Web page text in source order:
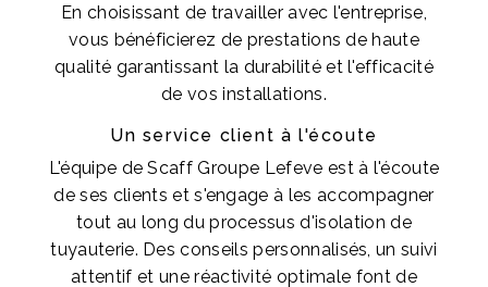
En choisissant de travailler avec l'entreprise,
vous bénéficierez de prestations de haute
qualité garantissant la durabilité et l'efficacité
de vos installations.
Un service client à l'écoute
L'équipe de Scaff Groupe Lefeve est à l'écoute
de ses clients et s'engage à les accompagner
tout au long du processus d'isolation de
tuyauterie. Des conseils personnalisés, un suivi
attentif et une réactivité optimale font de